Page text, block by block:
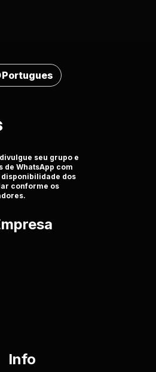
Portugues
seu grupo e
de WhatsApp com
dos
conforme os
Info